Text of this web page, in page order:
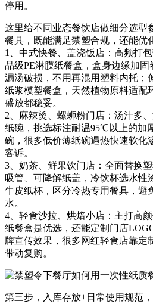
停用。
这里给不同业态餐饮店做细分选型
餐具，既能满足禁塑合规，还能优
1、中式快餐、盖浇饭店：高频打
品级PE淋膜纸餐盒，盒身边缘加
漏汤破损，不用再混用塑料内托；
纸浆模塑餐盒，天然植物原料适配
盛放都稳妥。
2、麻辣烫、螺蛳粉门店：汤汁多
纸碗，挑选标注耐温95℃以上的加
碗，很多低价薄纸碗遇热快速软化
客诉。
3、奶茶、鲜果饮门店：全面替换
吸管、可降解纸盖，冷饮杯选水性
牛皮纸杯，区分冷热专用餐具，避
水。
4、轻食沙拉、烘焙小店：主打高
纸餐盒是优选，还能定制门店
牌宣传效果，很多网红轻食店靠定
带动复购。
第三步，入库存放+日常使用规范